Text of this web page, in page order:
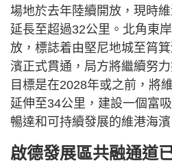
場地於去年陸續開放，現時
延長至超過32公里。北角東
放，標誌着由堅尼地城至筲
濱正式貫通，局方將繼續努
目標是在2028年或之前，將
延伸至34公里，建設一個富
暢達和可持續發展的維港海濱
啟德發展區共融通道